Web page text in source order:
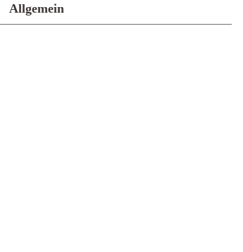
Allgemein